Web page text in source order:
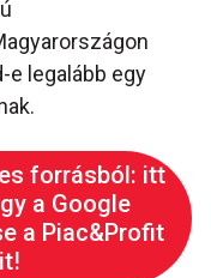
e legalább egy
forrásból: itt
a Google
a Piac&Profit